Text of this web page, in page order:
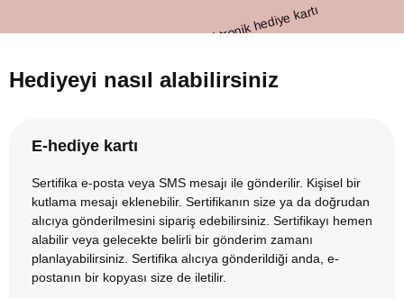
Hediyeyi nasıl alabilirsiniz
E-hediye kartı
Sertifika e-posta veya SMS mesajı ile gönderilir. Kişisel bir
kutlama mesajı eklenebilir. Sertifikanın size ya da doğrudan
alıcıya gönderilmesini sipariş edebilirsiniz. Sertifikayı hemen
alabilir veya gelecekte belirli bir gönderim zamanı
planlayabilirsiniz. Sertifika alıcıya gönderildiği anda, e-
postanın bir kopyası size de iletilir.